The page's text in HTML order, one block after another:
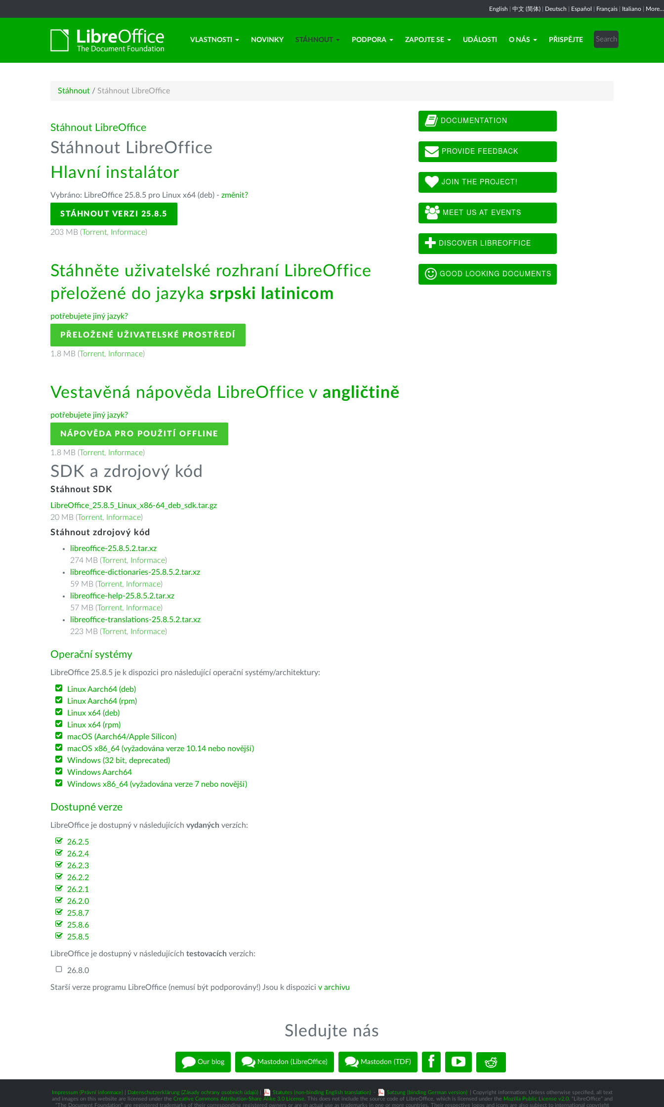
English 中文 (简体) Deutsch Español Français Italiano More...
VLASTNOSTI NOVINKY STÁHNOUT PODPORA ZAPOJTE SE UDÁLOSTI O NÁS PŘISPĚJTE
Stáhnout / Stáhnout LibreOffice
Stáhnout LibreOffice
Stáhnout LibreOffice
Hlavní instalátor
Vybráno: LibreOffice 25.8.5 pro Linux x64 (deb) - změnit?
STÁHNOUT VERZI 25.8.5
203 MB (Torrent, Informace)
Stáhněte uživatelské rozhraní LibreOffice
přeložené do jazyka srpski latinicom
potřebujete jiný jazyk?
PŘELOŽENÉ UŽIVATELSKÉ PROSTŘEDÍ
1.8 MB (Torrent, Informace)
Vestavěná nápověda LibreOffice v angličtině
potřebujete jiný jazyk?
NÁPOVĚDA PRO POUŽITÍ OFFLINE
1.8 MB (Torrent, Informace)
SDK a zdrojový kód
Stáhnout SDK
LibreOffice_25.8.5_Linux_x86-64_deb_sdk.tar.gz
20 MB (Torrent, Informace)
Stáhnout zdrojový kód
libreoffice-25.8.5.2.tar.xz
274 MB (Torrent, Informace)
libreoffice-dictionaries-25.8.5.2.tar.xz
59 MB (Torrent, Informace)
libreoffice-help-25.8.5.2.tar.xz
57 MB (Torrent, Informace)
libreoffice-translations-25.8.5.2.tar.xz
223 MB (Torrent, Informace)
Operační systémy
LibreOffice 25.8.5 je k dispozici pro následující operační systémy/architektury:
Linux Aarch64 (deb)
Linux Aarch64 (rpm)
Linux x64 (deb)
Linux x64 (rpm)
macOS (Aarch64/Apple Silicon)
macOS x86_64 (vyžadována verze 10.14 nebo novější)
Windows (32 bit, deprecated)
Windows Aarch64
Windows x86_64 (vyžadována verze 7 nebo novější)
Dostupné verze
LibreOffice je dostupný v následujících vydaných verzích:
26.2.5
26.2.4
26.2.3
26.2.2
26.2.1
26.2.0
25.8.7
25.8.6
25.8.5
LibreOffice je dostupný v následujících testovacích verzích:
26.8.0
Starší verze programu LibreOffice (nemusí být podporovány!) Jsou k dispozici v archivu
DOCUMENTATION
PROVIDE FEEDBACK
JOIN THE PROJECT!
MEET US AT EVENTS
DISCOVER LIBREOFFICE
GOOD LOOKING DOCUMENTS
Sledujte nás
Our blog Mastodon (LibreOffice) Mastodon (TDF)
Impressum (Právní informace)| Datenschutzerklärung (Zásady ochrany osobních údajů)| Statutes (non-binding English translation) - Satzung (binding German version)
| Copyright information: Unless otherwise specified, all text
and images on this website are licensed under the Creative Commons Attribution-Share Alike 3.0 License. This does not include the source code of LibreOffice, which is licensed under the Mozilla Public License v2.0. “LibreOffice” and
“The Document Foundation” are registered trademarks of their corresponding registered owners or are in actual use as trademarks in one or more countries. Their respective logos and icons are also subject to international copyright